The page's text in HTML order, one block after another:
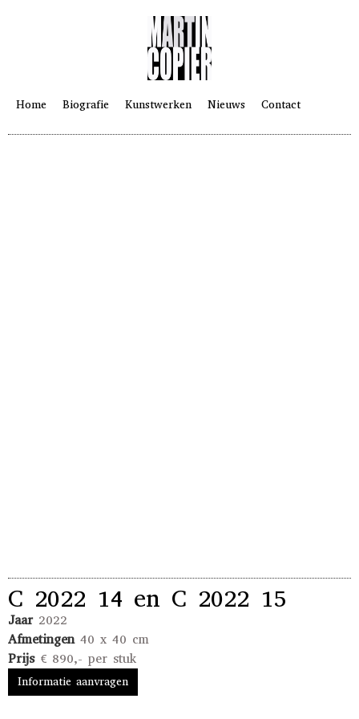
Home Biografie Kunstwerken Nieuws Contact
C 2022 14 en C 2022 15
Jaar 2022
Afmetingen 40 x 40 cm
Prijs € 890,- per stuk
Informatie aanvragen